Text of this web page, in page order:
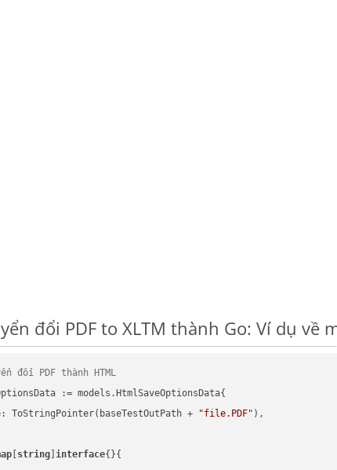
đổi PDF to XLTM thành Go: Ví dụ về
đổi PDF thành HTML
:= models.HtmlSaveOptionsData{
ToStringPointer(baseTestOutPath +
"file.PDF" ),
string ]interface{}{